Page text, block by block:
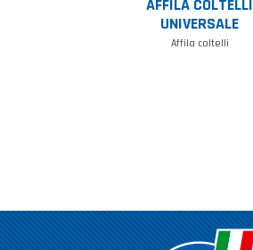
AFFILA COLTELLI
UNIVERSALE
Affila coltelli